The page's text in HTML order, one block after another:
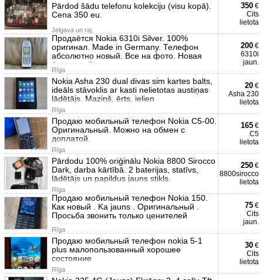
Pārdod šādu telefonu kolekciju (visu kopā).
Cena 350 eu.
Jelgava un raj.
350 €
Cits
lietota
Продаётся Nokia 6310i Silver. 100%
оригинал. Made in Germany. Телефон
абсолютно новый. Все на фото. Новая
батарея. Зону
Rīga
200 €
6310i
jaun.
Nokia Asha 230 dual divas sim kartes balts,
ideāls stāvoklis ar kasti nelietotas austiņas
lādētājs. Maziņš, ērts, ielien
Rīga
20 €
Asha 230
lietota
Продаю мобильный телефон Nokia C5-00.
Оригинальный. Можно на обмен с
доплатой.
Rīga
165 €
C5
lietota
Pārdodu 100% oriģinālu Nokia 8800 Sirocco
Dark, darba kārtībā. 2 baterijas, statīvs,
lādētājs un papildus jauns stikls.
Rīga
250 €
8800sirocco
lietota
Продаю мобильный телефон Nokia 150.
Как новый . Ka jauns . Оригинальный .
Просьба звонить только ценителей
кнопочных тел
Rīga
75 €
Cits
jaun.
Продаю мобильный телефон nokia 5-1
plus малопользованный хорошее
состояние
Rīga
30 €
Cits
lietota